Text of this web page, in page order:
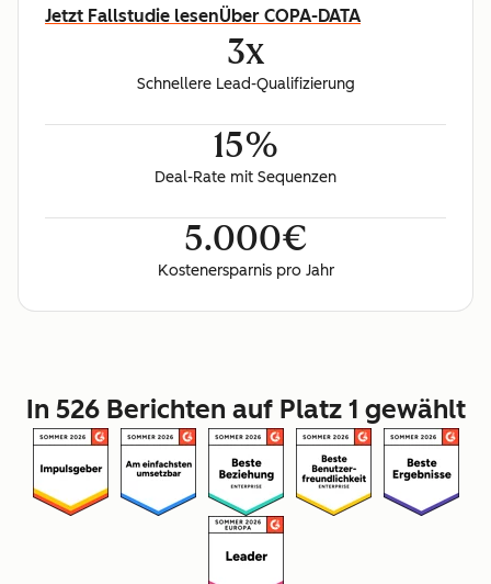
Jetzt Fallstudie lesenÜber COPA-DATA
3x
Schnellere Lead-Qualifizierung
15%
Deal-Rate mit Sequenzen
5.000€
Kostenersparnis pro Jahr
In 526 Berichten auf Platz 1 gewählt